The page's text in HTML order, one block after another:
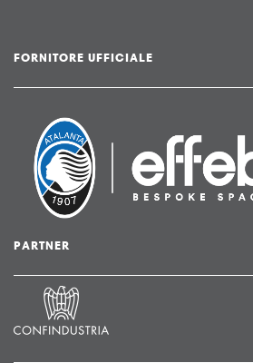
FORNITORE UFFICIALE
PARTNER